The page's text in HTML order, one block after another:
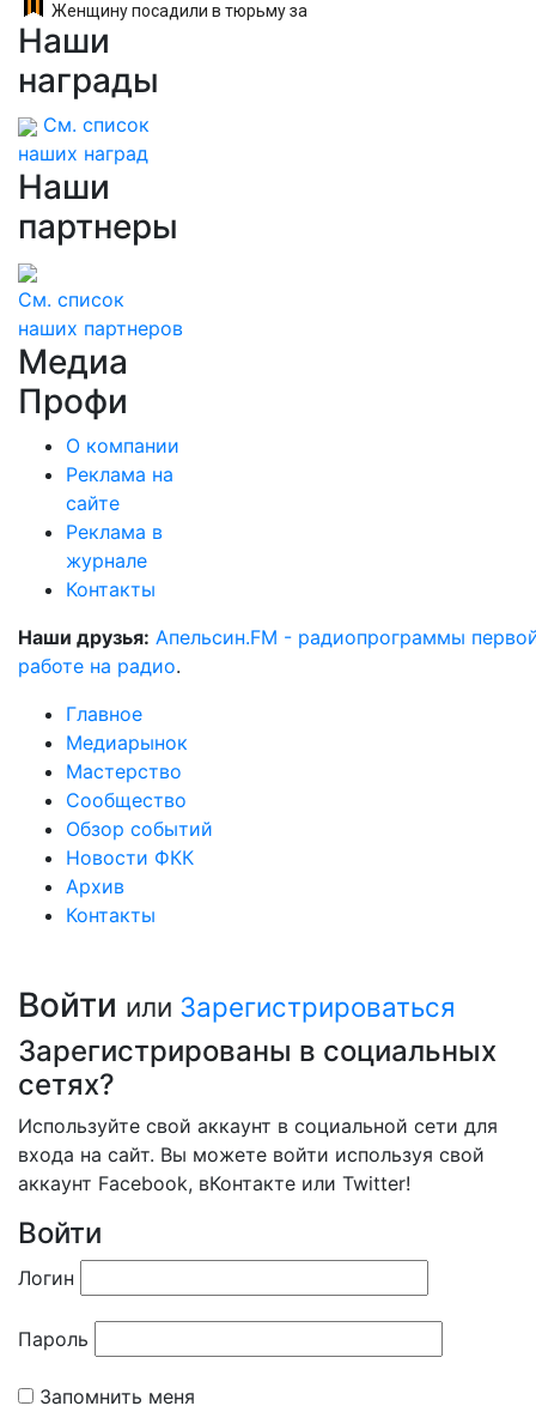
Женщину посадили в тюрьму за
необычное имя сына
Наши
награды
См. список
наших наград
Наши
партнеры
См. список
наших партнеров
Медиа
Профи
О компании
Реклама на
сайте
Реклама в
журнале
Контакты
Наши друзья: Апельсин.FM - радиопрограммы
работе на радио.
Главное
Медиарынок
Мастерство
Сообщество
Обзор событий
Новости ФКК
Архив
Контакты
Войти или Зарегистрироваться
Зарегистрированы в социальных
сетях?
Используйте свой аккаунт в социальной сети для
входа на сайт. Вы можете войти используя свой
аккаунт Facebook, вКонтакте или Twitter!
Войти
Логин
Пароль
Запомнить меня